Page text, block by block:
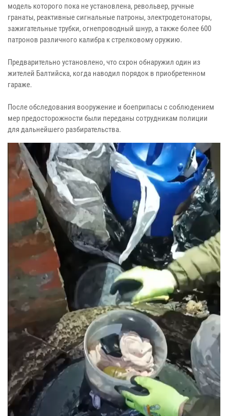
модель которого пока не установлена, револьвер, ручные
гранаты, реактивные сигнальные патроны, электродетонаторы,
зажигательные трубки, огнепроводный шнур, а также более 600
патронов различного калибра к стрелковому оружию.
Предварительно установлено, что схрон обнаружил один из
жителей Балтийска, когда наводил порядок в приобретенном
гараже.
После обследования вооружение и боеприпасы с соблюдением
мер предосторожности были переданы сотрудникам полиции
для дальнейшего разбирательства.